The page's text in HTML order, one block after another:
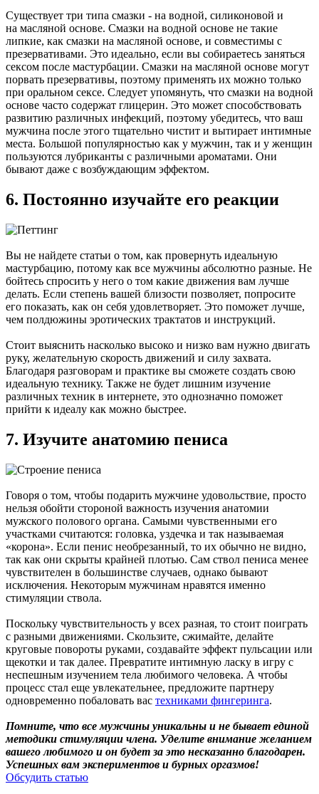
Существует три типа смазки - на водной, силиконовой и
на масляной основе. Смазки на водной основе не такие
липкие, как смазки на масляной основе, и совместимы с
презервативами. Это идеально, если вы собираетесь заняться
сексом после мастурбации. Смазки на масляной основе могут
порвать презервативы, поэтому применять их можно только
при оральном сексе. Следует упомянуть, что смазки на водной
основе часто содержат глицерин. Это может способствовать
развитию различных инфекций, поэтому убедитесь, что ваш
мужчина после этого тщательно чистит и вытирает интимные
места. Большой популярностью как у мужчин, так и у женщин
пользуются лубриканты с различными ароматами. Они
бывают даже с возбуждающим эффектом.
6. Постоянно изучайте его реакции
Вы не найдете статьи о том, как провернуть идеальную
мастурбацию, потому как все мужчины абсолютно разные. Не
бойтесь спросить у него о том какие движения вам лучше
делать. Если степень вашей близости позволяет, попросите
его показать, как он себя удовлетворяет. Это поможет лучше,
чем полдюжины эротических трактатов и инструкций.
Стоит выяснить насколько высоко и низко вам нужно двигать
руку, желательную скорость движений и силу захвата.
Благодаря разговорам и практике вы сможете создать свою
идеальную технику. Также не будет лишним изучение
различных техник в интернете, это однозначно поможет
прийти к идеалу как можно быстрее.
7. Изучите анатомию пениса
Говоря о том, чтобы подарить мужчине удовольствие, просто
нельзя обойти стороной важность изучения анатомии
мужского полового органа. Самыми чувственными его
участками считаются: головка, уздечка и так называемая
«корона». Если пенис необрезанный, то их обычно не видно,
так как они скрыты крайней плотью. Сам ствол пениса менее
чувствителен в большинстве случаев, однако бывают
исключения. Некоторым мужчинам нравятся именно
стимуляции ствола.
Поскольку чувствительность у всех разная, то стоит поиграть
с разными движениями. Скользите, сжимайте, делайте
круговые повороты руками, создавайте эффект пульсации или
щекотки и так далее. Превратите интимную ласку в игру с
неспешным изучением тела любимого человека. А чтобы
процесс стал еще увлекательнее, предложите партнеру
одновременно побаловать вас техниками фингеринга.
Помните, что все мужчины уникальны и не бывает единой
методики стимуляции члена. Уделите внимание желанием
вашего любимого и он будет за это несказанно благодарен.
Успешных вам экспериментов и бурных оргазмов!
Обсудить статью